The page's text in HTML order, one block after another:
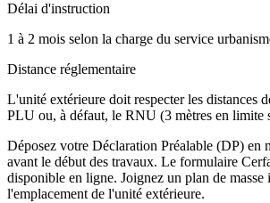
Délai d'instruction
1 à 2 mois selon la charge du service
Distance réglementaire
L'unité extérieure doit respecter les distances
PLU ou, à défaut, le RNU (3 mètres en limite
Déposez votre Déclaration Préalable (DP) en
avant le début des travaux. Le formulaire
disponible en ligne. Joignez un plan de masse
l'emplacement de l'unité extérieure.